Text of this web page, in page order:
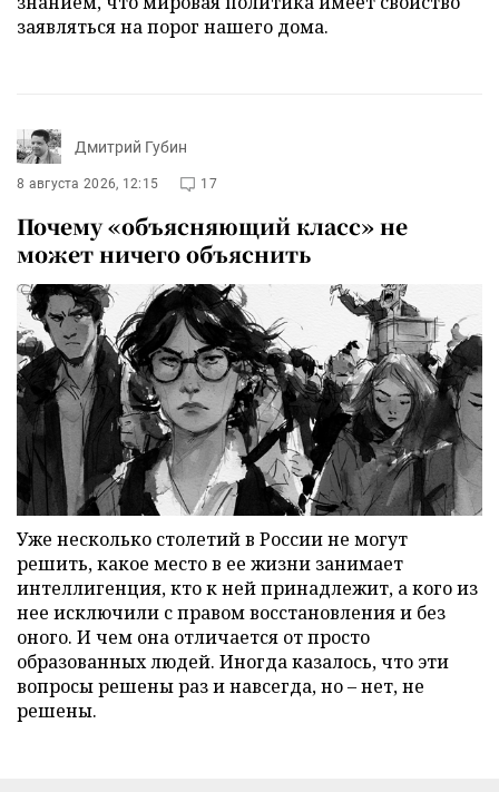
заявляться на порог нашего дома.
Дмитрий Губин
8 августа 2026, 12:15 17
Почему «объясняющий класс» не
может ничего объяснить
Уже несколько столетий в России не могут
решить, какое место в ее жизни занимает
интеллигенция, кто к ней принадлежит, а кого из
нее исключили с правом восстановления и без
оного. И чем она отличается от просто
образованных людей. Иногда казалось, что эти
вопросы решены раз и навсегда, но – нет, не
решены.